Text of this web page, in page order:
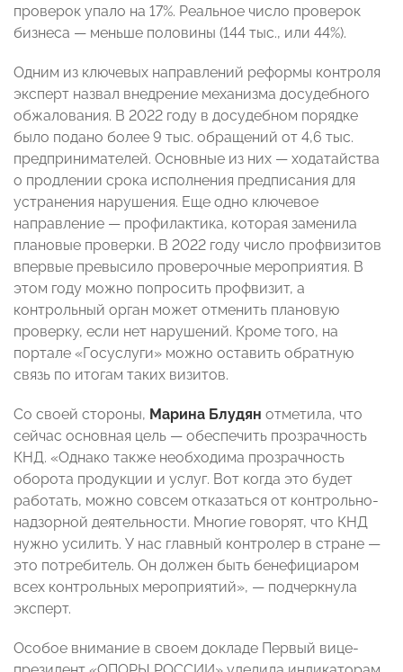
проверок упало на 17%. Реальное число проверок
бизнеса — меньше половины (144 тыс., или 44%).
Одним из ключевых направлений реформы контроля
эксперт назвал внедрение механизма досудебного
обжалования. В 2022 году в досудебном порядке
было подано более 9 тыс. обращений от 4,6 тыс.
предпринимателей. Основные из них — ходатайства
о продлении срока исполнения предписания для
устранения нарушения. Еще одно ключевое
направление — профилактика, которая заменила
плановые проверки. В 2022 году число профвизитов
впервые превысило проверочные мероприятия. В
этом году можно попросить профвизит, а
контрольный орган может отменить плановую
проверку, если нет нарушений. Кроме того, на
портале «Госуслуги» можно оставить обратную
связь по итогам таких визитов.
Со своей стороны, Марина Блудян отметила, что
сейчас основная цель — обеспечить прозрачность
КНД. «Однако также необходима прозрачность
оборота продукции и услуг. Вот когда это будет
работать, можно совсем отказаться от контрольно-
надзорной деятельности. Многие говорят, что КНД
нужно усилить. У нас главный контролер в стране —
это потребитель. Он должен быть бенефициаром
всех контрольных мероприятий», — подчеркнула
эксперт.
Особое внимание в своем докладе Первый вице-